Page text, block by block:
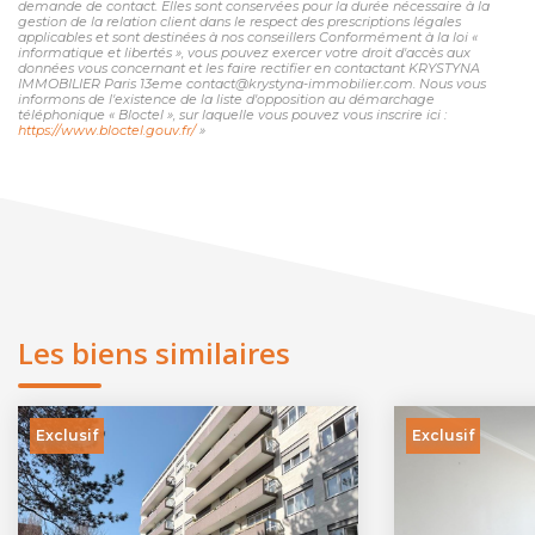
demande de contact. Elles sont conservées pour la durée nécessaire à la
gestion de la relation client dans le respect des prescriptions légales
applicables et sont destinées à nos conseillers Conformément à la loi «
informatique et libertés », vous pouvez exercer votre droit d'accès aux
données vous concernant et les faire rectifier en contactant KRYSTYNA
IMMOBILIER Paris 13eme contact@krystyna-immobilier.com. Nous vous
informons de l'existence de la liste d'opposition au démarchage
téléphonique « Bloctel », sur laquelle vous pouvez vous inscrire ici :
https://www.bloctel.gouv.fr/»
Les biens similaires
Exclusif Exclusif